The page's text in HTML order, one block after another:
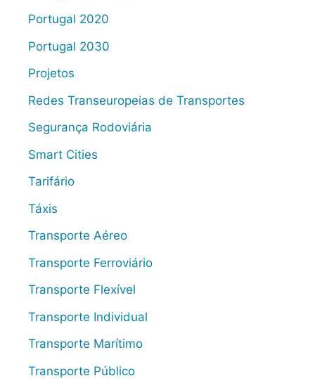
Portugal 2020
Portugal 2030
Projetos
Redes Transeuropeias de Transportes
Segurança Rodoviária
Smart Cities
Tarifário
Táxis
Transporte Aéreo
Transporte Ferroviário
Transporte Flexível
Transporte Individual
Transporte Marítimo
Transporte Público